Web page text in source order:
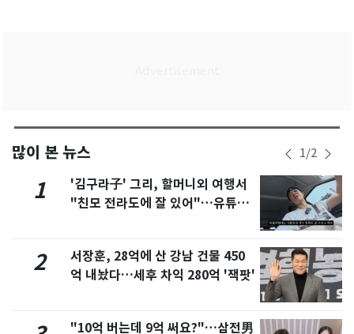
많이 본 뉴스 1/2
1
'김구라子' 그리, 할머니외 여행서
"친모 전라도에 잘 있어"…유튜브
2
서장훈, 28억에 산 강남 건물 450
억 내놨다…세후 차익 280억 '잭팟'
"10억 버는데 9억 써요?"…삼전男